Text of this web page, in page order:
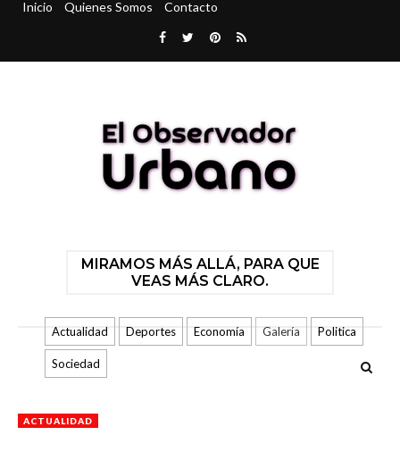
Inicio Quienes Somos Contacto
MIRAMOS MÁS ALLÁ, PARA QUE
VEAS MÁS CLARO.
Actualidad Deportes Economía Galería Politica
Sociedad
ACTUALIDAD